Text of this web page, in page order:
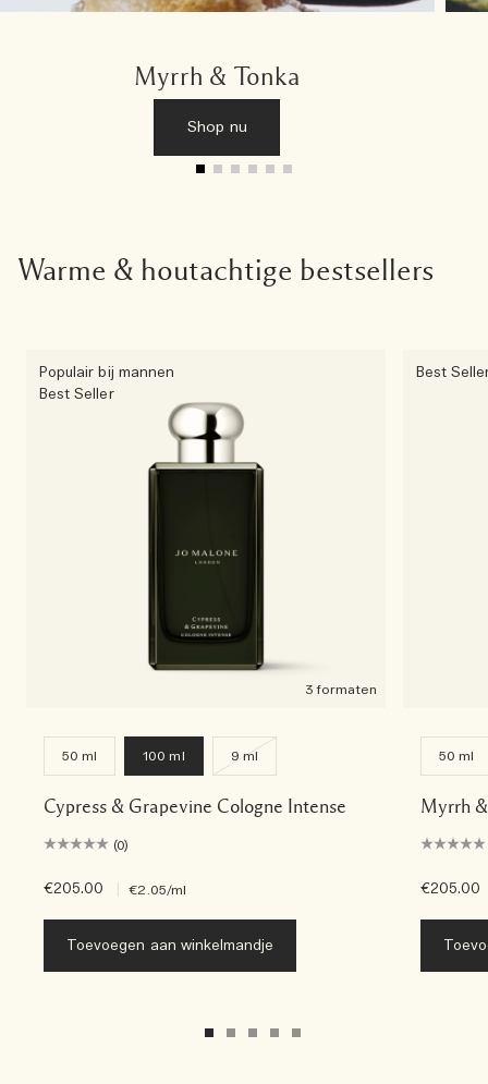
Myrrh & Tonka
Shop nu
Warme & houtachtige bestsellers
Populair bij mannen
Best Seller
3 formaten
50 ml 100 ml 9 ml
Cypress & Grapevine Cologne Intense
(0)
€205.00 €2.05/ml
Toevoegen aan winkelmandje
Best
50 ml
Myrrh
€205.00